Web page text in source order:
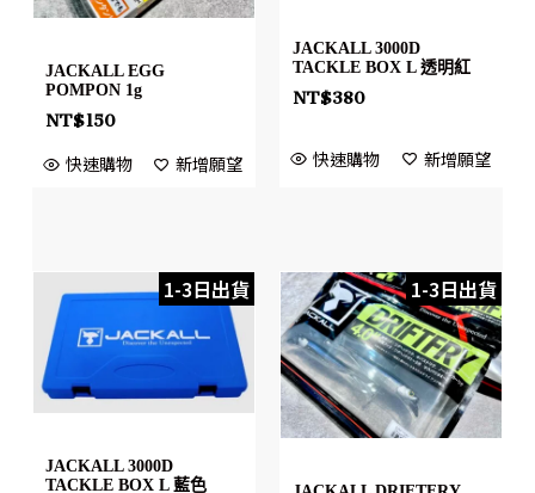
JACKALL EGG
POMPON 1g
NT$150
快速購物 新增願望
JACKALL 3000D
TACKLE BOX L 透明紅
NT$380
快速購物 新增願望
1-3日出貨
JACKALL 3000D
TACKLE BOX L 藍色
1-3日出貨